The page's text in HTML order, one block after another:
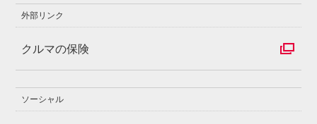
外部リンク
クルマの保険
ソーシャル